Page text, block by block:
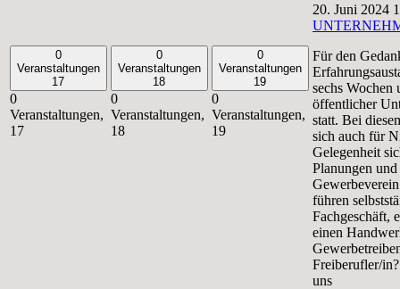
0
Veranstaltungen
17
0
Veranstaltungen,
17
0
Veranstaltungen
18
0
Veranstaltungen,
18
0
Veranstaltungen
19
0
Veranstaltungen,
19
20. Juni 2024
Für den
sechs Wochen
öffentlicher
statt. Bei
sich auch für
Gelegenheit
Planungen
führen
Fachgeschäft,
einen
Freiberufler/
uns